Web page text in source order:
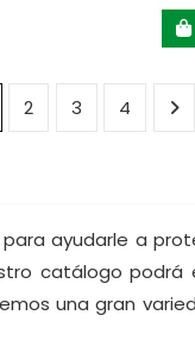
2 3 4
ayudarle a
catálogo
una gran